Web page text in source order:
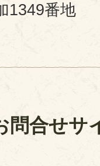
1349番地
問合せサ